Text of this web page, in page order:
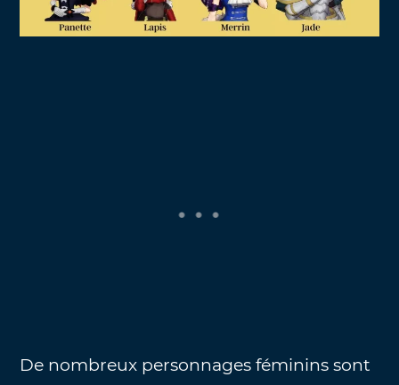
De nombreux personnages féminins sont